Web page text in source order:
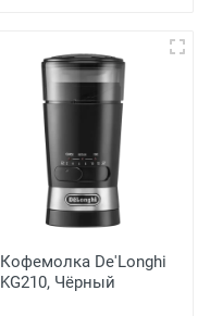
Кофемолка De'Longhi
KG210, Чёрный